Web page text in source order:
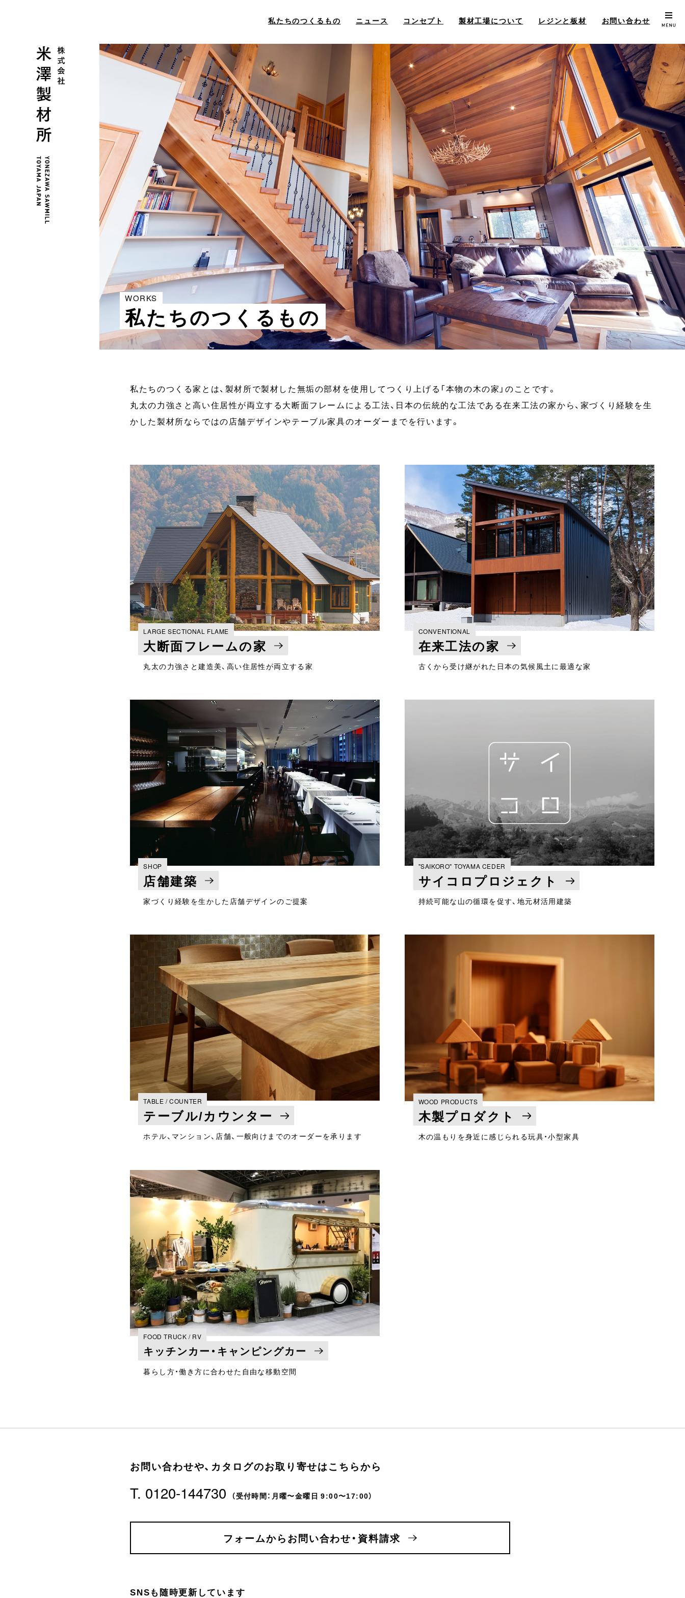
私たちのつくるもの ニュース コンセプト 製材工場について レジンと板材 お問い合わせ
WORKS
私たちのつくるもの
私たちのつくる家とは、製材所で製材した無垢の部材を使用してつくり上げる「本物の木の家」のことです。
丸太の力強さと高い住居性が両立する大断面フレームによる工法、日本の伝統的な工法である在来工法の家から、家づくり経験を生
かした製材所ならではの店舗デザインやテーブル家具のオーダーまでを行います。
LARGE SECTIONAL FLAME
大断面フレームの家
丸太の力強さと建造美、高い住居性が両立する家
CONVENTIONAL
在来工法の家
古くから受け継がれた日本の気候風土に最適な家
SHOP
店舗建築
家づくり経験を生かした店舗デザインのご提案
"SAIKORO" TOYAMA CEDER
サイコロプロジェクト
持続可能な山の循環を促す、地元材活用建築
TABLE / COUNTER
テーブル/カウンター
ホテル、マンション、店舗、一般向けまでのオーダーを承ります
WOOD PRODUCTS
木製プロダクト
木の温もりを身近に感じられる玩具・小型家具
FOOD TRUCK / RV
キッチンカー・キャンピングカー
暮らし方・働き方に合わせた自由な移動空間
お問い合わせや、 カタログのお取り寄せはこちらから
T. 0120-144730 （受付時間：月曜〜金曜日 9:00〜17:00）
フォームからお問い合わせ・資料請求
SNSも随時更新しています